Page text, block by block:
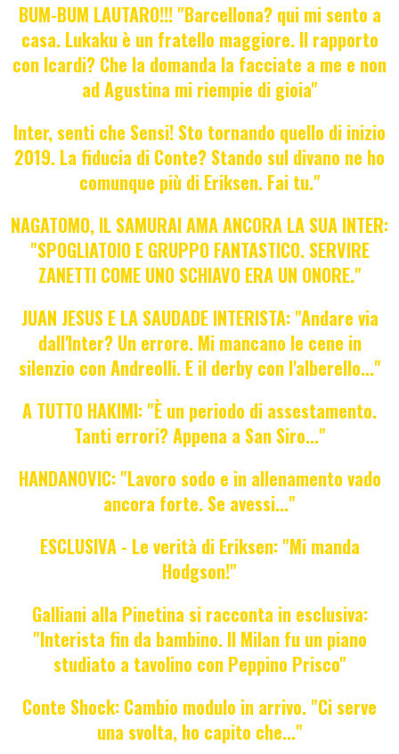
BUM-BUM LAUTARO!!! "Barcellona? qui mi sento a
casa. Lukaku è un fratello maggiore. Il rapporto
con Icardi? Che la domanda la facciate a me e non
ad Agustina mi riempie di gioia"
Inter, senti che Sensi! Sto tornando quello di inizio
2019. La fiducia di Conte? Stando sul divano ne ho
comunque più di Eriksen. Fai tu."
NAGATOMO, IL SAMURAI AMA ANCORA LA SUA INTER:
"SPOGLIATOIO E GRUPPO FANTASTICO. SERVIRE
ZANETTI COME UNO SCHIAVO ERA UN ONORE."
JUAN JESUS E LA SAUDADE INTERISTA: "Andare via
dall'Inter? Un errore. Mi mancano le cene in
silenzio con Andreolli. E il derby con l'alberello..."
A TUTTO HAKIMI: "È un periodo di assestamento.
Tanti errori? Appena a San Siro..."
HANDANOVIC: "Lavoro sodo e in allenamento vado
ancora forte. Se avessi..."
ESCLUSIVA - Le verità di Eriksen: "Mi manda
Hodgson!"
Galliani alla Pinetina si racconta in esclusiva:
"Interista fin da bambino. Il Milan fu un piano
studiato a tavolino con Peppino Prisco"
Conte Shock: Cambio modulo in arrivo. "Ci serve
una svolta, ho capito che..."